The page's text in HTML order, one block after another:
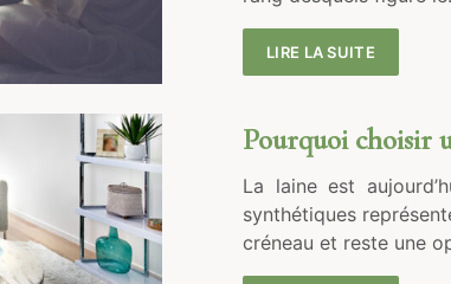
LIRE LA SUITE
Pourquoi choisir
La laine est
synthétiques
créneau et reste une